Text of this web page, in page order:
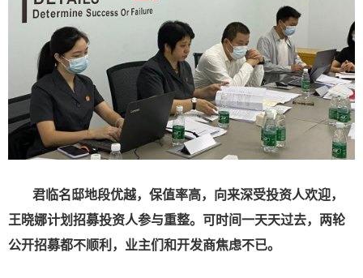
君临名邸地段优越，保值率高，向来深受投资人欢迎，
王晓娜计划招募投资人参与重整。可时间一天天过去，两轮
公开招募都不顺利，业主们和开发商焦虑不已。